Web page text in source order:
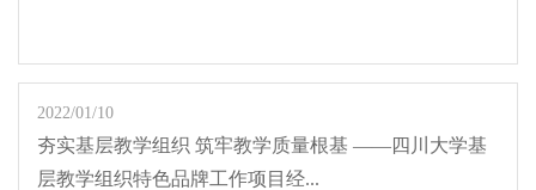
2022/01/10
夯实基层教学组织 筑牢教学质量根基 ——四川大学基
层教学组织特色品牌工作项目经...